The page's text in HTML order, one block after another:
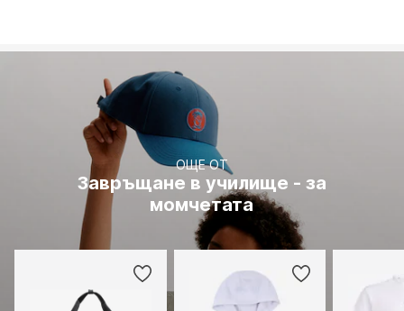
ОЩЕ ОТ
Завръщане в училище - за
момчетата